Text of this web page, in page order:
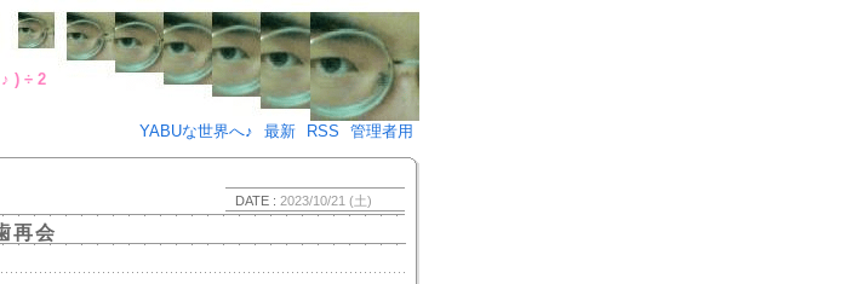
な戯言･･･♪)÷2
YABUな世界へ♪
最新 RSS 管理者用
DATE : 2023/10/21 (土)
再会